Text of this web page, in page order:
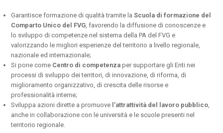
Garantisce formazione di qualità tramite laScuola di formazione del
Comparto Unico del FVG , favorendo la diffusione di conoscenze e
lo sviluppo di competenze nel sistema della PA del FVG e
valorizzando le migliori esperienze del territorio a livello regionale,
nazionale ed internazionale;
Si pone come Centro di competenza per supportare gli Enti nei
processi di sviluppo dei territori, di innovazione, di riforma, di
miglioramento organizzativo, di crescita delle risorse e
professionalità interne;
Sviluppa azioni dirette a promuove l’attrattività del lavoro pubblico
anche in collaborazione con le università e le scuole presenti nel
territorio regionale.